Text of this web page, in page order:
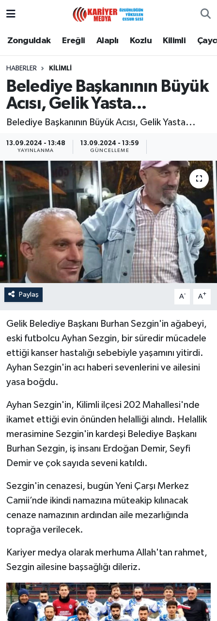
Zonguldak Ereğli Alaplı Kozlu Kilimli
HABERLER KILIMLI
Belediye Başkanının Büyük
Acısı, Gelik Yasta...
Belediye Başkanının Büyük Acısı, Gelik Yasta...
13.09.2024 - 13:48
YAYINLANMA
13.09.2024 - 13:59
GÜNCELLEME
Paylaş A- A+
Gelik Belediye Başkanı Burhan Sezgin'in ağabeyi,
eski futbolcu Ayhan Sezgin, bir süredir mücadele
ettiği kanser hastalığı sebebiyle yaşamını yitirdi.
Ayhan Sezgin'in acı haberi sevenlerini ve ailesini
yasa boğdu.
Ayhan Sezgin'in, Kilimli ilçesi 202 Mahallesi'nde
ikamet ettiği evin önünden helalliği alındı. Helallik
merasimine Sezgin'in kardeşi Belediye Başkanı
Burhan Sezgin, iş insanı Erdoğan Demir, Seyfi
Demir ve çok sayıda seveni katıldı.
Sezgin'in cenazesi, bugün Yeni Çarşı Merkez
Camii’nde ikindi namazına müteakip kılınacak
cenaze namazının ardından aile mezarlığında
toprağa verilecek.
Kariyer medya olarak merhuma Allah'tan rahmet,
Sezgin ailesine başsağlığı dileriz.
Zonguldak
Alaplı
Kozlu
Çaycuma
Gökçebey
Devrek
Özel
Mesaj
Dergim
Zonguldak Nöbetçi Eczaneler
Zonguldak Namaz Vakitleri
Zonguldak Trafik Yoğunluk Haritası
Tüm Manşetler
Son Dakika Haberleri
Haber Arşivi